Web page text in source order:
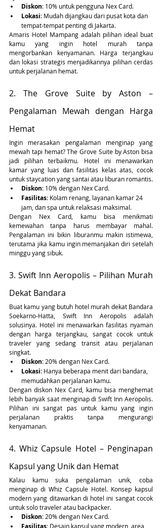
Diskon: 10% untuk pengguna Nex Card.
Lokasi: Mudah dijangkau dari pusat kota dan
tempat-tempat penting di Jakarta.
Amaris Hotel Mampang adalah pilihan ideal buat
kamu yang ingin hotel murah tanpa
mengorbankan kenyamanan. Harga terjangkau
dan lokasi strategis menjadikannya pilihan cerdas
untuk perjalanan hemat.
2. The Grove Suite by Aston –
Pengalaman Mewah dengan Harga
Hemat
Ingin merasakan pengalaman menginap yang
mewah tapi hemat? The Grove Suite by Aston bisa
jadi pilihan terbaikmu. Hotel ini menawarkan
kamar yang luas dan fasilitas kelas atas, cocok
untuk staycation yang santai atau liburan romantis.
Diskon: 10% dengan Nex Card.
Fasilitas: Kolam renang, layanan kamar 24
jam, dan spa untuk relaksasi maksimal.
Dengan Nex Card, kamu bisa menikmati
kemewahan tanpa harus membayar mahal.
Pengalaman ini bikin liburanmu makin istimewa,
terutama jika kamu ingin memanjakan diri setelah
minggu yang sibuk.
3. Swift Inn Aeropolis – Pilihan Murah
Dekat Bandara
Buat kamu yang butuh hotel murah dekat Bandara
Soekarno-Hatta, Swift Inn Aeropolis adalah
solusinya. Hotel ini menawarkan fasilitas nyaman
dengan harga terjangkau, sangat cocok untuk
traveler yang sedang transit atau perjalanan
singkat.
Diskon: 20% dengan Nex Card.
Lokasi: Hanya beberapa menit dari bandara,
memudahkan perjalanan kamu.
Dengan diskon Nex Card, kamu bisa menghemat
lebih banyak saat menginap di Swift Inn Aeropolis.
Pilihan ini sangat pas untuk kamu yang ingin
perjalanan praktis tanpa mengurangi
kenyamanan.
4. Whiz Capsule Hotel – Penginapan
Kapsul yang Unik dan Hemat
Kalau kamu suka pengalaman unik, coba
menginap di Whiz Capsule Hotel. Konsep kapsul
modern yang ditawarkan di hotel ini sangat cocok
untuk solo traveler atau backpacker.
Diskon: 20% dengan Nex Card.
: Desain kapsul yang modern, area